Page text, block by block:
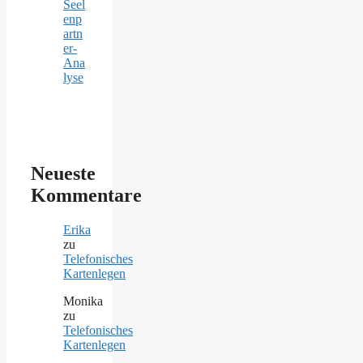
Seel
enp
artn
er-
Ana
lyse
Neueste
Kommentare
Erika
zu
Telefonisches
Kartenlegen
Monika
zu
Telefonisches
Kartenlegen